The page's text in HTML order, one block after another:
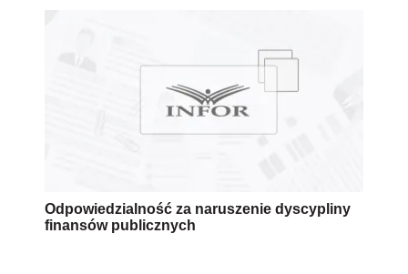
Odpowiedzialność za naruszenie dyscypliny
finansów publicznych